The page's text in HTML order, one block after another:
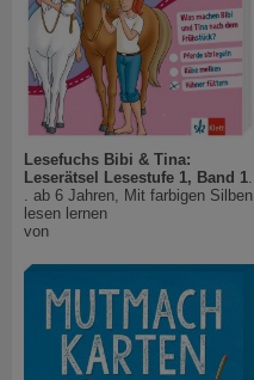
Lesefuchs Bibi & Tina:
Leserätsel Lesestufe 1, Band 1
. ab 6 Jahren, Mit farbigen Silben
lesen lernen
von